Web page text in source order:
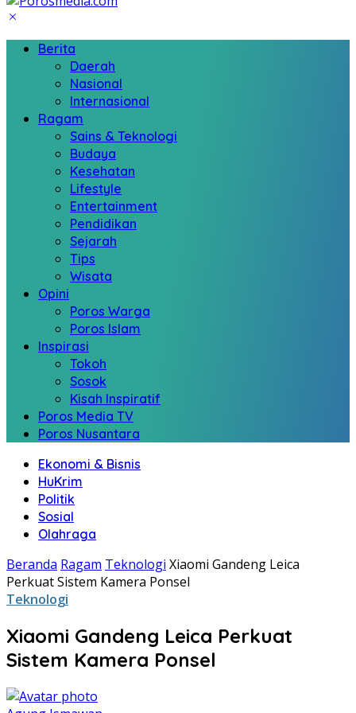
Berita
Daerah
Nasional
Internasional
Ragam
Sains & Teknologi
Budaya
Kesehatan
Lifestyle
Entertainment
Pendidikan
Sejarah
Tips
Wisata
Opini
Poros Warga
Poros Islam
Inspirasi
Tokoh
Sosok
Kisah Inspiratif
Poros Media TV
Poros Nusantara
Ekonomi & Bisnis
HuKrim
Politik
Sosial
Olahraga
Beranda Ragam Teknologi Xiaomi Gandeng Leica
Perkuat Sistem Kamera Ponsel
Teknologi
Xiaomi Gandeng Leica Perkuat
Sistem Kamera Ponsel